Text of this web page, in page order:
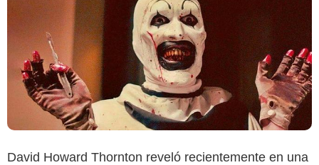
David Howard Thornton reveló recientemente en una